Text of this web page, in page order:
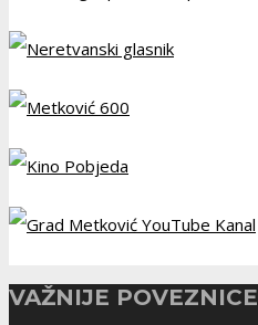
VAŽNIJE POVEZNICE